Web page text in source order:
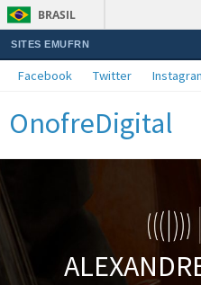
BRASIL
SITES EMUFRN
Facebook Twitter
OnofreDigital